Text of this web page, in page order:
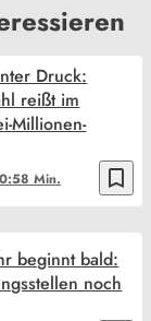
bookmark_border
Min.
Druck:
reißt im
Millionen-
beginnt bald:
noch